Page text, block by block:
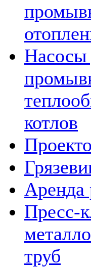
Насосы
котлов
Аренда
Пресс-
труб